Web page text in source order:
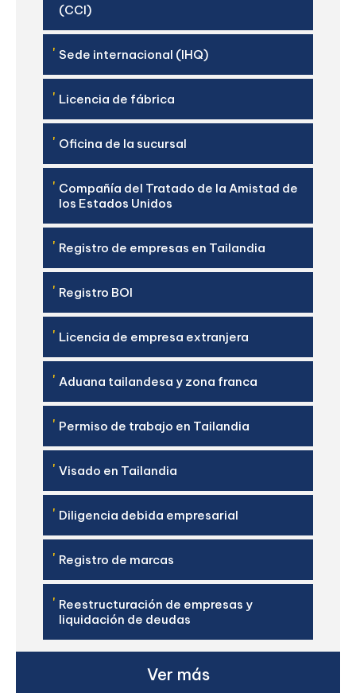
(CCI)
' Sede internacional (IHQ)
' Licencia de fábrica
' Oficina de la sucursal
' Compañía del Tratado de la Amistad de
los Estados Unidos
' Registro de empresas en Tailandia
' Registro BOI
' Licencia de empresa extranjera
' Aduana tailandesa y zona franca
' Permiso de trabajo en Tailandia
' Visado en Tailandia
' Diligencia debida empresarial
' Registro de marcas
' Reestructuración de empresas y
liquidación de deudas
Ver más